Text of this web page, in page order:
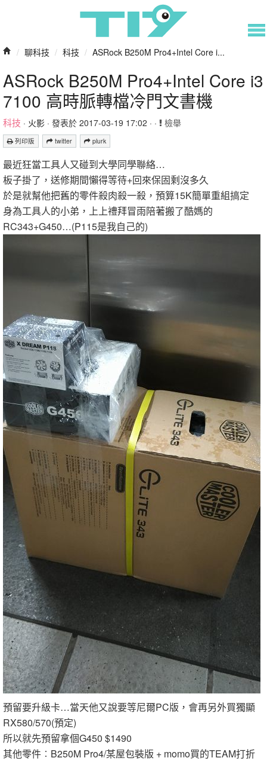
/ 聊科技 / 科技 / ASRock B250M Pro4+Intel Core i...
ASRock B250M Pro4+Intel Core i3
7100 高時脈轉檔冷門文書機
科技 · 火影 · 發表於 2017-03-19 17:02 · · 檢舉
列印版 twitter plurk
最近狂當工具人又碰到大學同學聯絡…
板子掛了，送修期間懶得等待+回來保固剩沒多久
於是就幫他把舊的零件殺肉殺一殺，預算15K簡單重組搞定
身為工具人的小弟，上上禮拜冒雨陪著搬了酷媽的
RC343+G450…(P115是我自己的)
預留要升級卡…當天他又說要等尼爾PC版，會再另外買獨顯
RX580/570(預定)
所以就先預留拿個G450 $1490
其他零件︰B250M Pro4/某屋包裝版 + momo買的TEAM打折